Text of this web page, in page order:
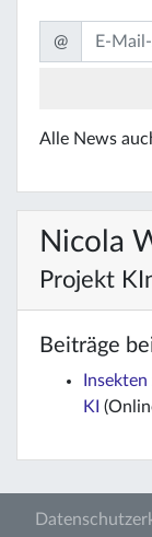
@
Alle News
Nicola
Projekt
Beiträge
KI